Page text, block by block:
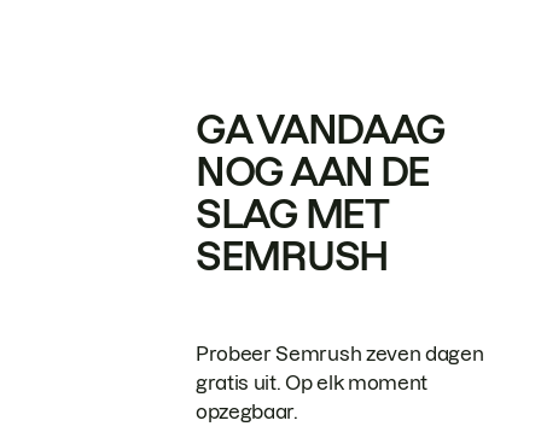
GA VANDAAG
NOG AAN DE
SLAG MET
SEMRUSH
Probeer Semrush zeven dagen
gratis uit. Op elk moment
opzegbaar.